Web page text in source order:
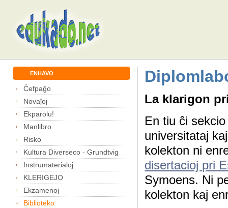
ENHAVO
Ĉefpaĝo
Novaĵoj
Ekparolu!
Manlibro
Risko
Kultura Diverseco - Grundtvig
Instrumaterialoj
KLERIGEJO
Ekzamenoj
Biblioteko
La klarigon
En tiu ĉi
universitataj
kolekton ni
disertacioj pri
Symoens. Ni
kolekton kaj